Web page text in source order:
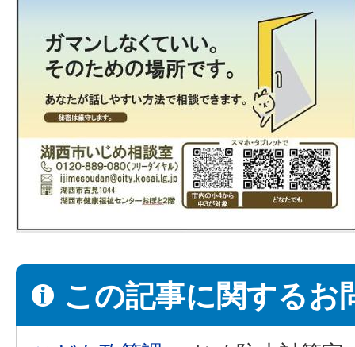
この記事に関するお